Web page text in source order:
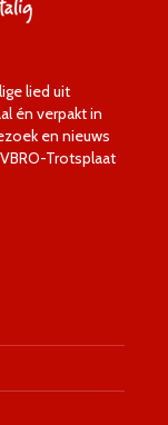
lied uit
én verpakt in
en nieuws
Trotsplaat